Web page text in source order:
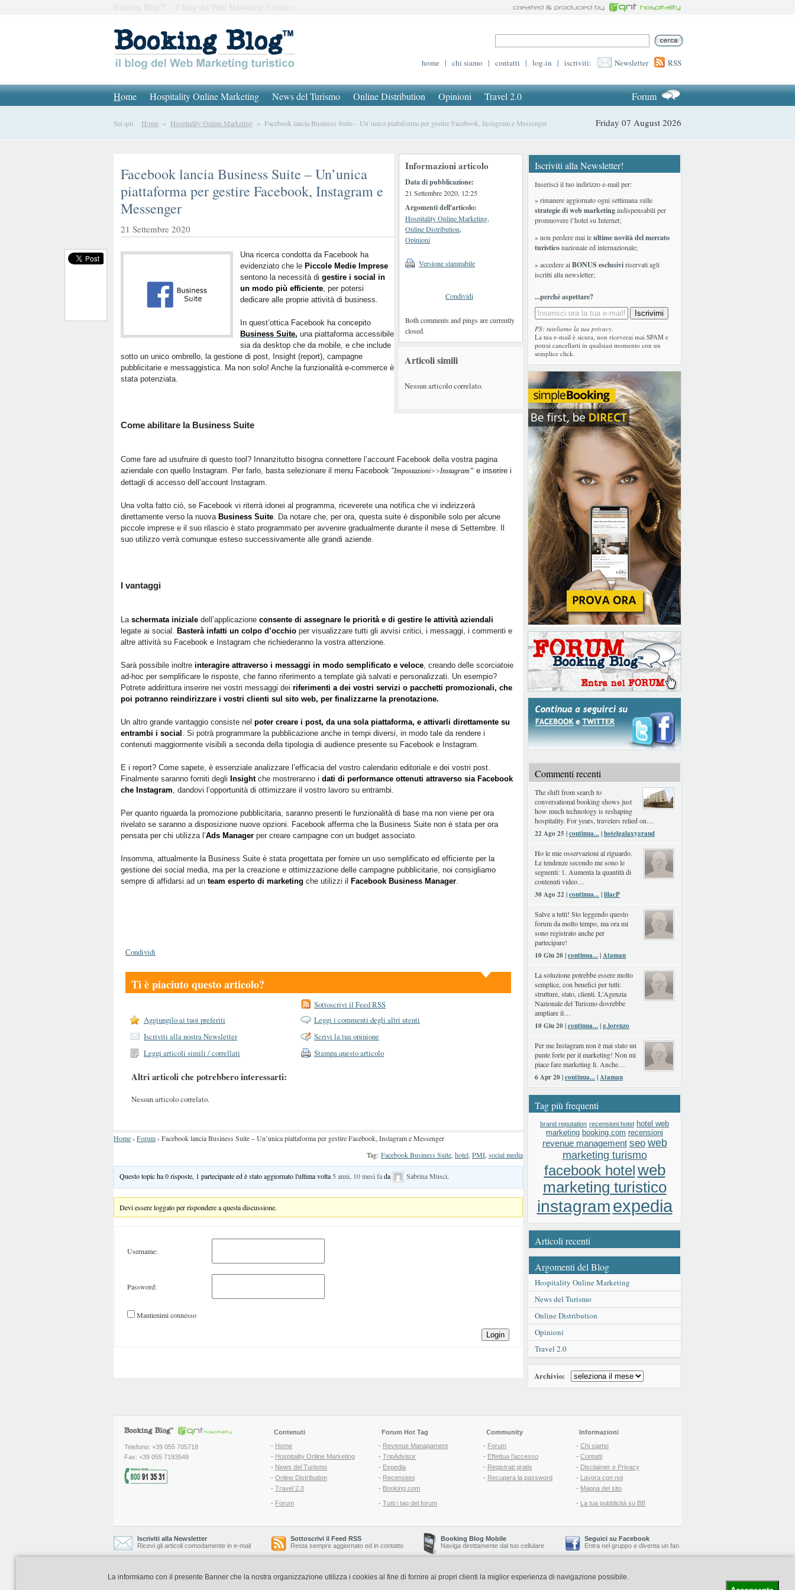
Booking Blog™ – Il blog del Web Marketing Turistico
home | chi siamo | contatti | log-in | iscriviti: Newsletter RSS
Home Hospitality Online Marketing News del Turismo Online Distribution Opinioni Travel 2.0 Forum
Sei qui: Home » Hospitality Online Marketing » Facebook lancia Business Suite – Un’unica piattaforma per gestire Facebook, Instagram e Messenger Friday 07 August 2026
Informazioni articolo
Data di pubblicazione:
21 Settembre 2020, 12:25
Argomenti dell'articolo:
Hospitality Online Marketing,
Online Distribution,
Opinioni
Versione stampabile
Condividi
Both comments and pings are currently
closed.
Articoli simili
Nessun articolo correlato.
Facebook lancia Business Suite – Un’unica
piattaforma per gestire Facebook, Instagram e
Messenger
21 Settembre 2020
Una ricerca condotta da Facebook ha
evidenziato che le Piccole Medie Imprese
sentono la necessità di gestire i social in
un modo più efficiente, per potersi
dedicare alle proprie attività di business.
In quest’ottica Facebook ha concepito
Business Suite, una piattaforma accessibile
sia da desktop che da mobile, e che include
sotto un unico ombrello, la gestione di post, Insight (report), campagne
pubblicitarie e messaggistica. Ma non solo! Anche la funzionalità e-commerce è
stata potenziata.
Come abilitare la Business Suite
Come fare ad usufruire di questo tool? Innanzitutto bisogna connettere l’account Facebook della vostra pagina
aziendale con quello Instagram. Per farlo, basta selezionare il menu Facebook “Impostazioni>>Instagram” e inserire i
dettagli di accesso dell’account Instagram.
Una volta fatto ciò, se Facebook vi riterrà idonei al programma, riceverete una notifica che vi indirizzerà
direttamente verso la nuova Business Suite. Da notare che, per ora, questa suite è disponibile solo per alcune
piccole imprese e il suo rilascio è stato programmato per avvenire gradualmente durante il mese di Settembre. Il
suo utilizzo verrà comunque esteso successivamente alle grandi aziende.
I vantaggi
La schermata iniziale dell’applicazione consente di assegnare le priorità e di gestire le attività aziendali
legate ai social. Basterà infatti un colpo d’occhio per visualizzare tutti gli avvisi critici, i messaggi, i commenti e
altre attività su Facebook e Instagram che richiederanno la vostra attenzione.
Sarà possibile inoltre interagire attraverso i messaggi in modo semplificato e veloce, creando delle scorciatoie
ad-hoc per semplificare le risposte, che fanno riferimento a template già salvati e personalizzati. Un esempio?
Potrete addirittura inserire nei vostri messaggi dei riferimenti a dei vostri servizi o pacchetti promozionali, che
poi potranno reindirizzare i vostri clienti sul sito web, per finalizzarne la prenotazione.
Un altro grande vantaggio consiste nel poter creare i post, da una sola piattaforma, e attivarli direttamente su
entrambi i social . Si potrà programmare la pubblicazione anche in tempi diversi, in modo tale da rendere i
contenuti maggiormente visibili a seconda della tipologia di audience presente su Facebook e Instagram.
E i report? Come sapete, è essenziale analizzare l’efficacia del vostro calendario editoriale e dei vostri post.
Finalmente saranno forniti degli Insight che mostreranno i dati di performance ottenuti attraverso sia Facebook
che Instagram, dandovi l’opportunità di ottimizzare il vostro lavoro su entrambi.
Per quanto riguarda la promozione pubblicitaria, saranno presenti le funzionalità di base ma non viene per ora
rivelato se saranno a disposizione nuove opzioni. Facebook afferma che la Business Suite non è stata per ora
pensata per chi utilizza l’Ads Manager per creare campagne con un budget associato.
Insomma, attualmente la Business Suite è stata progettata per fornire un uso semplificato ed efficiente per la
gestione dei social media, ma per la creazione e ottimizzazione delle campagne pubblicitarie, noi consigliamo
sempre di affidarsi ad un team esperto di marketing che utilizzi il Facebook Business Manager.
Condividi
Ti è piaciuto questo articolo?
Sottoscrivi il Feed RSS
Aggiungilo ai tuoi preferiti
Leggi i commenti degli altri utenti
Iscriviti alla nostra Newsletter
Scrivi la tua opinione
Leggi articoli simili / correllati
Stampa questo articolo
Altri articoli che potrebbero interessarti:
Nessun articolo correlato.
Home› Forum› Facebook lancia Business Suite – Un’unica piattaforma per gestire Facebook, Instagram e Messenger
Tag: Facebook Business Suite, hotel, PMI, social media
Questo topic ha 0 risposte, 1 partecipante ed è stato aggiornato l'ultima volta 5 anni, 10 mesi fada Sabrina Musci.
Devi essere loggato per rispondere a questa discussione.
Username:
Password:
Mantienimi connesso
Login
Iscriviti alla Newsletter!
Inserisci il tuo indirizzo e-mail per:
» rimanere aggiornato ogni settimana sulle
strategie di web marketingindispensabili per
promuovere l’hotel su Internet;
» non perdere mai leultime novità del mercato
turisticonazionale ed internazionale;
» accedere aiBONUS esclusiviriservati agli
iscritti alla newsletter;
...perché aspettare?
PS: tuteliamo la tua privacy.
La tua e-mail è sicura, non riceverai mai SPAM e
potrai cancellarti in qualsiasi momento con un
semplice click.
Commenti recenti
The shift from search to
conversational booking shows just
how much technology is reshaping
hospitality. For years, travelers relied on…
22 Ago 25 |continua...|hotelgalaxygrand
Ho le mie osservazioni al riguardo.
Le tendenze secondo me sono le
seguenti: 1. Aumenta la quantità di
contenuti video…
30 Ago 22 |continua...|lilacP
Salve a tutti! Sto leggendo questo
forum da molto tempo, ma ora mi
sono registrato anche per
partecipare!
10 Giu 20 |continua...|Ataman
La soluzione potrebbe essere molto
semplice, con benefici per tutti:
strutture, stato, clienti. L'Agenzia
Nazionale del Turismo dovrebbe
ampliare il…
10 Giu 20 |continua...|g.lorenzo
Per me Instagram non è mai stato un
punte forte per il marketing! Non mi
piace fare marketing lì. Anche…
6 Apr 20 |continua...|Ataman
Tag più frequenti
brand reputation recensioni hotel hotel web
marketing booking.com recensioni
revenue management seo web
marketing turismo
facebook hotelweb
marketing turistico
instagramexpedia
Articoli recenti
Argomenti del Blog
Hospitality Online Marketing
News del Turismo
Online Distribution
Opinioni
Travel 2.0
Archivio:
Telefono: +39 055 705718
Fax: +39 055 7193549
Contenuti
- Home
- Hospitality Online Marketing
- News del Turismo
- Online Distribution
- Travel 2.0
- Forum
Forum Hot Tag
- Revenue Managament
- TripAdvisor
- Expedia
- Recensioni
- Booking.com
- Tutti i tag del forum
Community
- Forum
- Effettua l'accesso
- Registrati gratis
- Recupera la password
Informazioni
- Chi siamo
- Contatti
- Disclaimer e Privacy
- Lavora con noi
- Mappa del sito
- La tua pubblicità su BB
Iscriviti alla Newsletter
Ricevi gli articoli comodamente in e-mail
Sottoscrivi il Feed RSS
Resta sempre aggiornato ed in contatto
Booking Blog Mobile
Naviga direttamente dal tuo cellulare
Seguici su Facebook
Entra nel gruppo e diventa un fan
Booking Blog è realizzato e curato da Copyright © 2006-2026 QNT S.r.l. Socio Unico -www.qnt.it-Booking Blog™ -Il blog del Web Marketing Turistico
La informiamo con il presente Banner che la nostra organizzazione utilizza i cookies al fine di fornire ai propri clienti la miglior esperienza di navigazione possibile.